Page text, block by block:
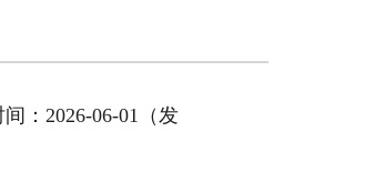
：2026-06-01（发